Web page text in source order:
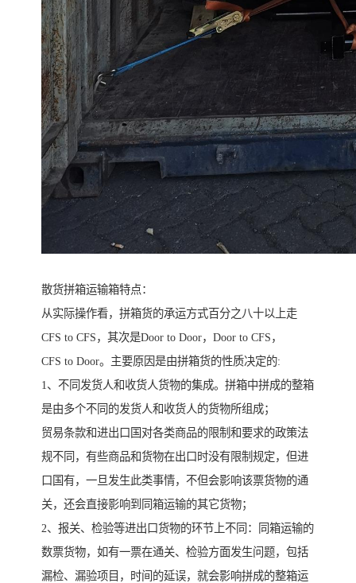
散货拼箱运输箱特点：
从实际操作看，拼箱货的承运方式百分之八十以上走
CFS to CFS，其次是Door to Door，Door to CFS，
CFS to Door。主要原因是由拼箱货的性质决定的:
1、不同发货人和收货人货物的集成。拼箱中拼成的整箱
是由多个不同的发货人和收货人的货物所组成；
贸易条款和进出口国对各类商品的限制和要求的政策法
规不同，有些商品和货物在出口时没有限制规定，但进
口国有，一旦发生此类事情，不但会影响该票货物的通
关，还会直接影响到同箱运输的其它货物；
2、报关、检验等进出口货物的环节上不同：同箱运输的
数票货物，如有一票在通关、检验方面发生问题，包括
漏检、漏验项目，时间的延误，就会影响拼成的整箱运